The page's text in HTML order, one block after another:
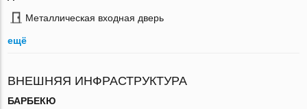
Металлическая входная дверь
ещё
ВНЕШНЯЯ ИНФРАСТРУКТУРА
БАРБЕКЮ